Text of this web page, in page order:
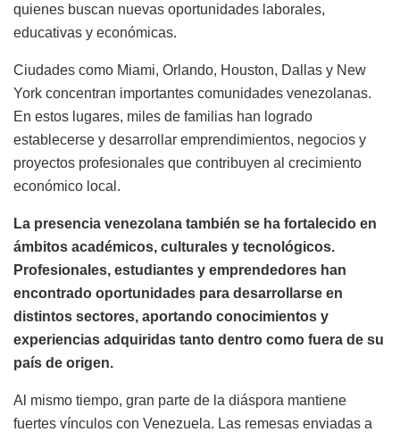
quienes buscan nuevas oportunidades laborales,
educativas y económicas.
Ciudades como Miami, Orlando, Houston, Dallas y New
York concentran importantes comunidades venezolanas.
En estos lugares, miles de familias han logrado
establecerse y desarrollar emprendimientos, negocios y
proyectos profesionales que contribuyen al crecimiento
económico local.
La presencia venezolana también se ha fortalecido en
ámbitos académicos, culturales y tecnológicos.
Profesionales, estudiantes y emprendedores han
encontrado oportunidades para desarrollarse en
distintos sectores, aportando conocimientos y
experiencias adquiridas tanto dentro como fuera de su
país de origen.
Al mismo tiempo, gran parte de la diáspora mantiene
fuertes vínculos con Venezuela. Las remesas enviadas a